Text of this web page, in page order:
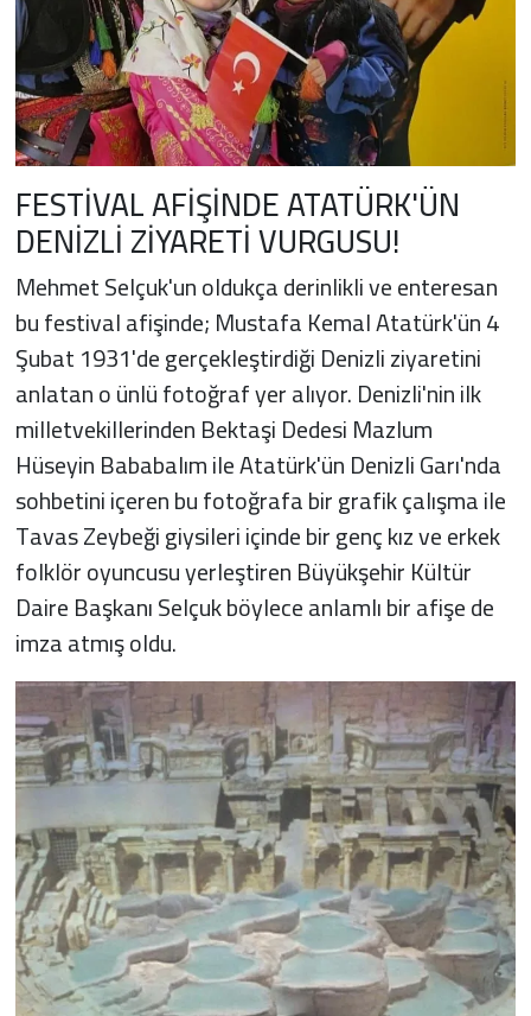
FESTİVAL AFİŞİNDE ATATÜRK'ÜN
DENİZLİ ZİYARETİ VURGUSU!
Mehmet Selçuk'un oldukça derinlikli ve enteresan
bu festival afişinde; Mustafa Kemal Atatürk'ün 4
Şubat 1931'de gerçekleştirdiği Denizli ziyaretini
anlatan o ünlü fotoğraf yer alıyor. Denizli'nin ilk
milletvekillerinden Bektaşi Dedesi Mazlum
Hüseyin Bababalım ile Atatürk'ün Denizli Garı'nda
sohbetini içeren bu fotoğrafa bir grafik çalışma ile
Tavas Zeybeği giysileri içinde bir genç kız ve erkek
folklör oyuncusu yerleştiren Büyükşehir Kültür
Daire Başkanı Selçuk böylece anlamlı bir afişe de
imza atmış oldu.